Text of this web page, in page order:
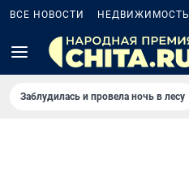
ВСЕ НОВОСТИ НЕДВИЖИМОСТЬ
Заблудилась и провела ночь в лесу